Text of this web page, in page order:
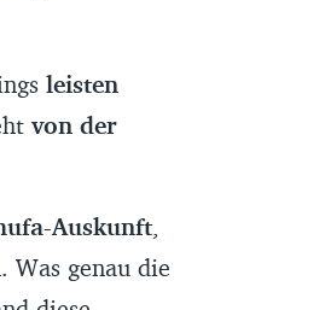
leisten
von der
Auskunft,
Was genau die